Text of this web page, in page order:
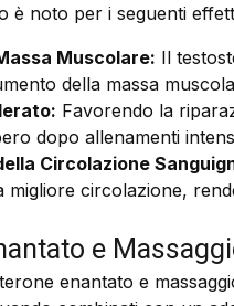
è noto per i seguenti
Muscolare: Il
della massa
Favorendo la
dopo allenamenti
Circolazione
circolazione,
e
enantato e